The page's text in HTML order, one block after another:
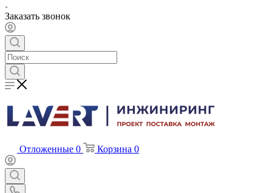
Заказать звонок
Отложенные 0 Корзина 0